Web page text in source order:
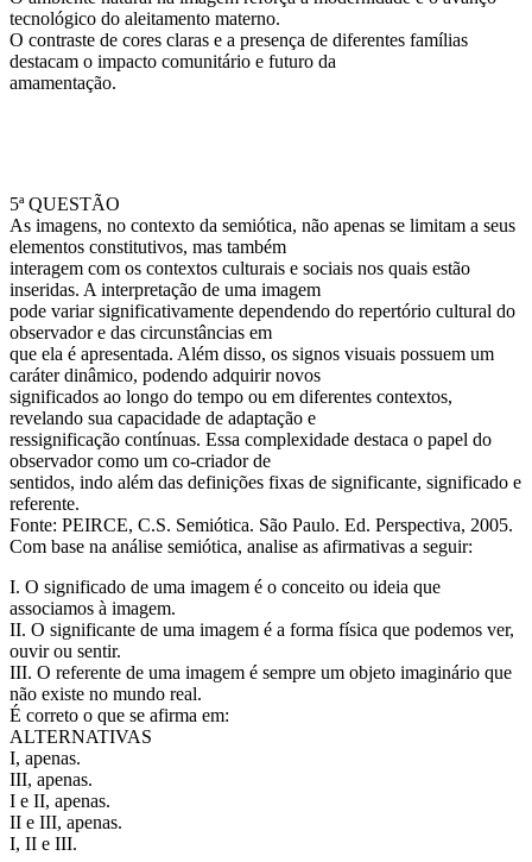
tecnológico do aleitamento materno.
O contraste de cores claras e a presença de diferentes famílias
destacam o impacto comunitário e futuro da
amamentação.
5ª QUESTÃO
As imagens, no contexto da semiótica, não apenas se limitam a seus
elementos constitutivos, mas também
interagem com os contextos culturais e sociais nos quais estão
inseridas. A interpretação de uma imagem
pode variar significativamente dependendo do repertório cultural do
observador e das circunstâncias em
que ela é apresentada. Além disso, os signos visuais possuem um
caráter dinâmico, podendo adquirir novos
significados ao longo do tempo ou em diferentes contextos,
revelando sua capacidade de adaptação e
ressignificação contínuas. Essa complexidade destaca o papel do
observador como um co-criador de
sentidos, indo além das definições fixas de significante, significado e
referente.
Fonte: PEIRCE, C.S. Semiótica. São Paulo. Ed. Perspectiva, 2005.
Com base na análise semiótica, analise as afirmativas a seguir:
I. O significado de uma imagem é o conceito ou ideia que
associamos à imagem.
II. O significante de uma imagem é a forma física que podemos ver,
ouvir ou sentir.
III. O referente de uma imagem é sempre um objeto imaginário que
não existe no mundo real.
É correto o que se afirma em:
ALTERNATIVAS
I, apenas.
III, apenas.
I e II, apenas.
II e III, apenas.
I, II e III.